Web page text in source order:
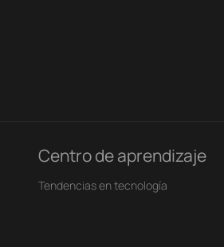
Centro de aprendizaje
Tendencias en tecnología